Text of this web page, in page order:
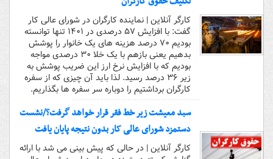
کارگر آنلاین | نماینده کارگران در شورای عالی کار
گفت: با افزایش ۵۷ درصدی در ۱۴۰۱ تنها توانسته
بودیم ۷۰ درصد هزینه های یک خانوار را پوشش
بدهیم یعنی بازهم با یک خلا ۳۰ درصدی مواجه
بودیم که با افزایش نرخ ارز این ضریب پوشش به
زیر ۳۶ درصد رسید. لذا باید آن چیزی که از سفره
کارگران برداشتیم را دوباره سر سفره ها بگذاریم.
سبد معیشت زیر خط فقر قرار خواهد گرفت؟/نشست
دستمزد شورای عالی کار بدون نتیجه پایان یافت
کارگر آنلاین | در حالی که پیش بینی می شد با ارائه